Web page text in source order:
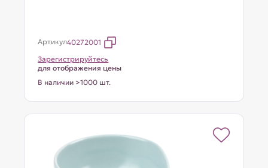
Артикул40272001
Зарегистрируйтесь
для отображения цены
В наличии >1000 шт.